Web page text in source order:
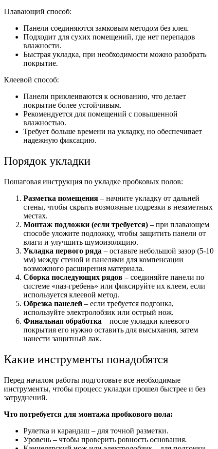
Плавающий способ:
Панели соединяются замковым методом без клея.
Подходит для сухих помещений, где нет перепадов
влажности.
Быстрая укладка, при необходимости можно разобрать
покрытие.
Клеевой способ:
Панели приклеиваются к основанию, что делает
покрытие более устойчивым.
Рекомендуется для помещений с повышенной
влажностью.
Требует больше времени на укладку, но обеспечивает
надежную фиксацию.
Порядок укладки
Пошаговая инструкция по укладке пробковых полов:
Разметка помещения – начните укладку от дальней
стены, чтобы скрыть возможные подрезки в незаметных
местах.
Монтаж подложки (если требуется) – при плавающем
способе уложите подложку, чтобы защитить панели от
влаги и улучшить шумоизоляцию.
Укладка первого ряда – оставьте небольшой зазор (5-10
мм) между стеной и панелями для компенсации
возможного расширения материала.
Сборка последующих рядов – соединяйте панели по
системе «паз-гребень» или фиксируйте их клеем, если
используется клеевой метод.
Обрезка панелей – если требуется подгонка,
используйте электролобзик или острый нож.
Финальная обработка – после укладки клеевого
покрытия его нужно оставить для высыхания, затем
нанести защитный лак.
Какие инструменты понадобятся
Перед началом работы подготовьте все необходимые
инструменты, чтобы процесс укладки прошел быстрее и без
затруднений.
Что потребуется для монтажа пробкового пола:
Рулетка и карандаш – для точной разметки.
Уровень – чтобы проверить ровность основания.